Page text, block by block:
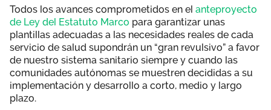
Todos los avances comprometidos en el anteproyecto
de Ley del Estatuto Marco para garantizar unas
plantillas adecuadas a las necesidades reales de cada
servicio de salud supondrán un “gran revulsivo” a favor
de nuestro sistema sanitario siempre y cuando las
comunidades autónomas se muestren decididas a su
implementación y desarrollo a corto, medio y largo
plazo.